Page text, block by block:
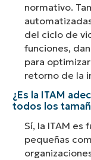
normativo.
del ciclo de
funciones,
para
retorno de la
¿Es la ITAM
todos los
Sí, la ITAM es
pequeñas